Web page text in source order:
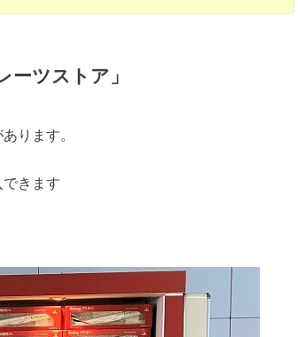
ーツストア」
ります。
きます